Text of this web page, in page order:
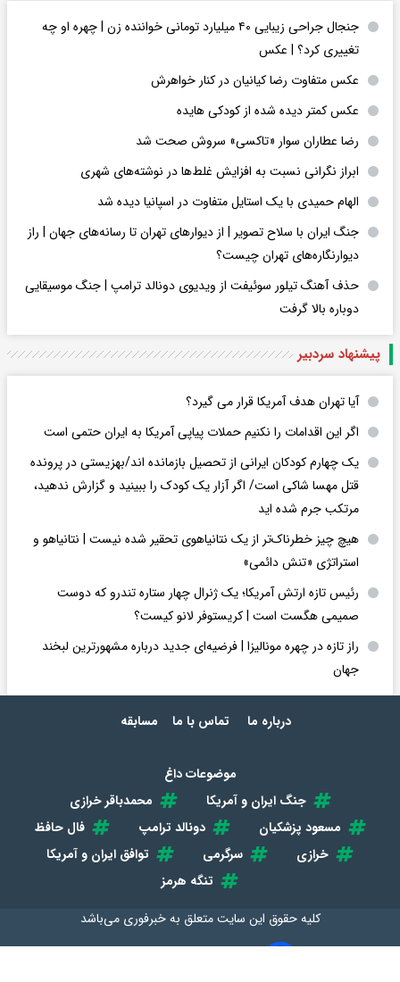
جنجال جراحی زیبایی ۴۰ میلیارد تومانی خواننده زن | چهره او چه
تغییری کرد؟ | عکس
عکس متفاوت رضا کیانیان در کنار خواهرش
عکس کمتر دیده شده از کودکی هایده
رضا عطاران سوار «تاکسی» سروش صحت شد
ابراز نگرانی نسبت به افزایش غلط‌ها در نوشته‌های شهری
الهام حمیدی با یک استایل متفاوت در اسپانیا دیده شد
جنگ ایران با سلاح تصویر | از دیوارهای تهران تا رسانه‌های جهان | راز
دیوارنگاره‌های تهران چیست؟
حذف آهنگ تیلور سوئیفت از ویدیوی دونالد ترامپ | جنگ موسیقایی
دوباره بالا گرفت
پیشنهاد سردبیر
آیا تهران هدف آمریکا قرار می گیرد؟
اگر این اقدامات را نکنیم حملات پیاپی آمریکا به ایران حتمی است
یک چهارم کودکان ایرانی از تحصیل بازمانده اند/بهزیستی در پرونده
قتل مهسا شاکی است/ اگر آزار یک کودک را ببینید و گزارش ندهید،
مرتکب جرم شده اید
هیچ چیز خطرناک‌تر از یک نتانیاهوی تحقیر شده نیست | نتانیاهو و
استراتژی «تنش دائمی»
رئیس تازه ارتش آمریکا؛ یک ژنرال چهار ستاره تندرو که دوست
صمیمی هگست است | کریستوفر لانو کیست؟
راز تازه در چهره مونالیزا | فرضیه‌ای جدید درباره مشهورترین لبخند
جهان
درباره ما تماس با ما مسابقه
موضوعات داغ
جنگ ایران و آمریکا
محمدباقر خرازی
مسعود پزشکیان
دونالد ترامپ
فال حافظ
خرازی
سرگرمی
توافق ایران و آمریکا
تنگه هرمز
کلیه حقوق این سایت متعلق بهخبرفوری می‌باشد